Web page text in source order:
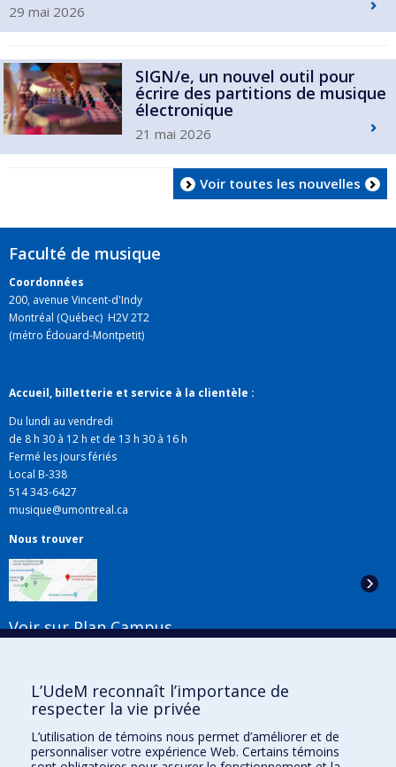
29 mai 2026
SIGN/e, un nouvel outil pour
écrire des partitions de musique
électronique
21 mai 2026
Voir toutes les nouvelles
Faculté de musique
Coordonnées
200, avenue Vincent-d'Indy
Montréal (Québec) H2V 2T2
(métro Édouard-Montpetit)
Accueil, billetterie et service à la clientèle :
Du lundi au vendredi
de 8 h 30 à 12 h et de 13 h 30 à 16 h
Fermé les jours fériés
Local B-338
514 343-6427
musique@umontreal.ca
Nous trouver
Voir sur Plan Campus
Liens utiles
L’UdeM reconnaît l’importance de
respecter la vie privée
L’utilisation de témoins nous permet d’améliorer et de
personnaliser votre expérience Web. Certains témoins